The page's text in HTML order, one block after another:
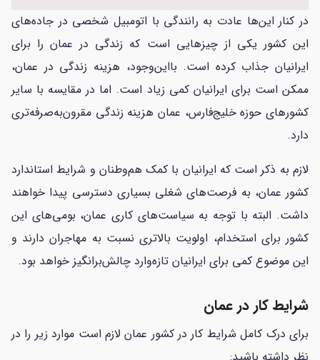
در کنار این‌ها عادت به رانندگی با اتومبیل شخصی در جاده‌های
این کشور یکی از چیزهایی است که زندگی در عمان را برای
ایرانیان جذاب کرده است. بااین‌وجود، هزینه زندگی در عمان،
ممکن است برای ایرانیان کمی زیاد است. اما در مقایسه با سایر
کشورهای حوزه خلیج‌فارس، عمان هزینه زندگی مقرون‌به‌صرفه‌تری
دارد.
لازم به ذکر است که ایرانیان با کمک هم‌وطنان و شرایط استاندارد
کشور عمان، به فرصت‌های شغلی بسیاری دسترسی پیدا خواهند
داشت. البته با توجه به سیاست‌های کاری عمان، بومی‌های این
کشور برای استخدام، اولویت بالاتری نسبت به مهاجران دارند و
این موضوع کمی برای ایرانیان تازه‌وارد چالش‌برانگیز خواهد بود.
شرایط کار در عمان
برای درک کامل شرایط کار در کشور عمان لازم است موارد زیر را در